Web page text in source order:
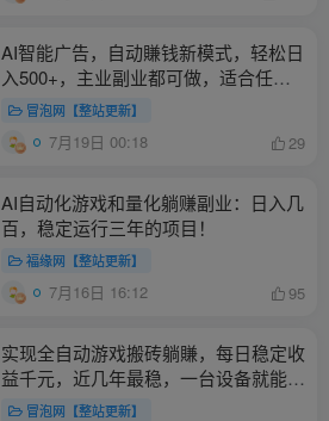
AI智能广告，自动賺钱新模式，轻松日
入500+，主业副业都可做，适合任何
人群【揭秘】
冒泡网【整站更新】
7月19日 00:18 29
AI自动化游戏和量化躺赚副业：日入几
百，稳定运行三年的项目！
福缘网【整站更新】
7月16日 16:12 95
实现全自动游戏搬砖躺賺，每日稳定收
益千元，近几年最稳，一台设备就能
做！【揭秘】
冒泡网【整站更新】